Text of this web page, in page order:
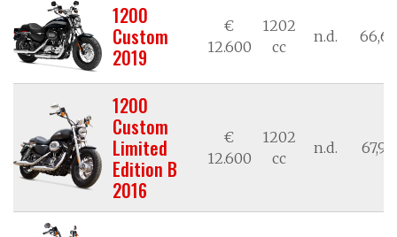
1200
Custom
2019
€
12.600
1202
cc
n.d.
1200
Custom
Limited
Edition B
2016
€
12.600
1202
cc
n.d.